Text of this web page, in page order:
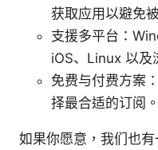
获取应用以避免
支援多平台：
iOS、Linux 以及
免费与付费方案
择最合适的订阅。
如果你愿意，我们也